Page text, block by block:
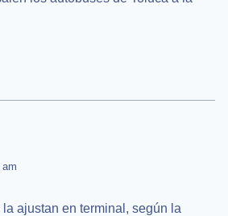
ajustan en terminal, según la